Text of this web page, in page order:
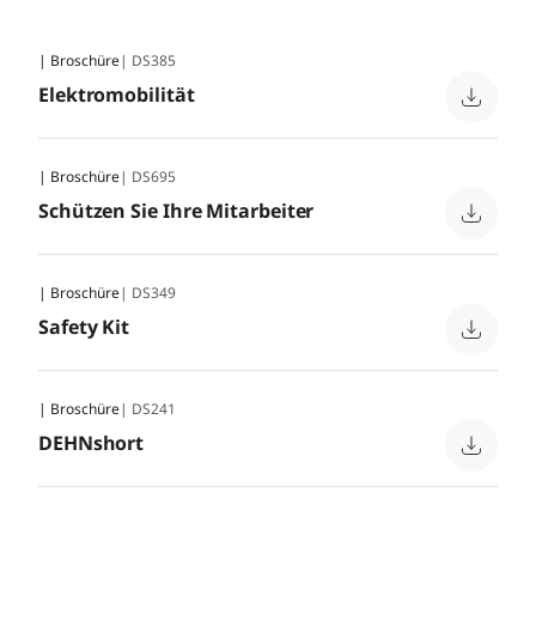
| Broschüre| DS385
Elektromobilität
| Broschüre| DS695
Schützen Sie Ihre Mitarbeiter
| Broschüre| DS349
Safety Kit
| Broschüre| DS241
DEHNshort